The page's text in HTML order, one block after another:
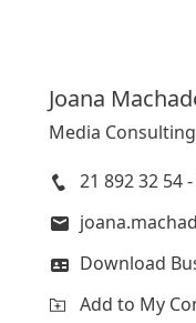
Joana
Media Consulting
21 892 32 54
Download
Add to My